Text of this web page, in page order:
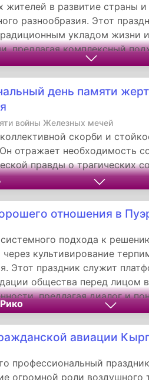
жителей в развитие страны
разнообразия. Этот
укладом жизни
предлагая комплексный
территорий. Через
сохранение
уникальную модель
сочетается с
разнообразию страны.
день памяти
войны Железных мечей
скорби и
отражает необходимость
правды о трагических
одновременно служа
близких. Значение
поминовения,
единства и осознания
жизни. Многообразие
церемоний до
комплексный подход к
памяти, который
а личное горе с
отношения в
подхода к
культивирование
Этот праздник служит
общества перед лицом
предлагая диалог и
конфронтации и
что целенаправленная
здоровых социальных
общественных разногласий.
авиации
профессиональный
огромной роли воздушного